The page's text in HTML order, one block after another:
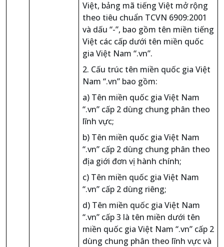
Việt, bảng mã tiếng Việt mở rộng
theo tiêu chuẩn TCVN 6909:2001
và dấu “-”, bao gồm tên miền tiếng
Việt các cấp dưới tên miền quốc
gia Việt Nam “.vn”.
2. Cấu trúc tên miền quốc gia Việt
Nam “.vn” bao gồm:
a) Tên miền quốc gia Việt Nam
“.vn” cấp 2 dùng chung phân theo
lĩnh vực;
b) Tên miền quốc gia Việt Nam
“.vn” cấp 2 dùng chung phân theo
địa giới đơn vị hành chính;
c) Tên miền quốc gia Việt Nam
“.vn” cấp 2 dùng riêng;
d) Tên miền quốc gia Việt Nam
“.vn” cấp 3 là tên miền dưới tên
miền quốc gia Việt Nam “.vn” cấp 2
dùng chung phân theo lĩnh vực và